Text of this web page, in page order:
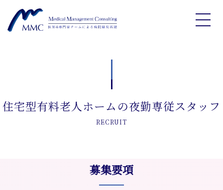
住宅型有料老人ホームの夜勤専従スタッフ
RECRUIT
募集要項